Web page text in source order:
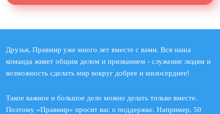
Друзья, Правмир уже много лет вместе с вами. Вся наша
команда живет общим делом и призванием - служение людям и
возможность сделать мир вокруг добрее и милосерднее!
Такое важное и большое дело можно делать только вместе.
Поэтому «Правмир» просит вас о поддержке. Например, 50